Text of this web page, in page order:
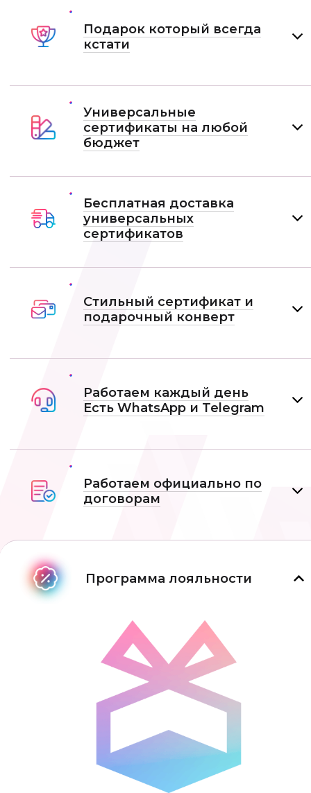
Подарок который всегда
кстати
Универсальные
сертификаты на любой
бюджет
Бесплатная доставка
универсальных
сертификатов
Стильный сертификат и
подарочный конверт
Работаем каждый день
Есть WhatsApp и Telеgram
Работаем официально по
договорам
Программа лояльности